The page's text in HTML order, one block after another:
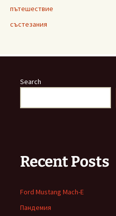
пътешествие
състезания
Search
Recent Posts
Ford Mustang Mach-E
Пандемия